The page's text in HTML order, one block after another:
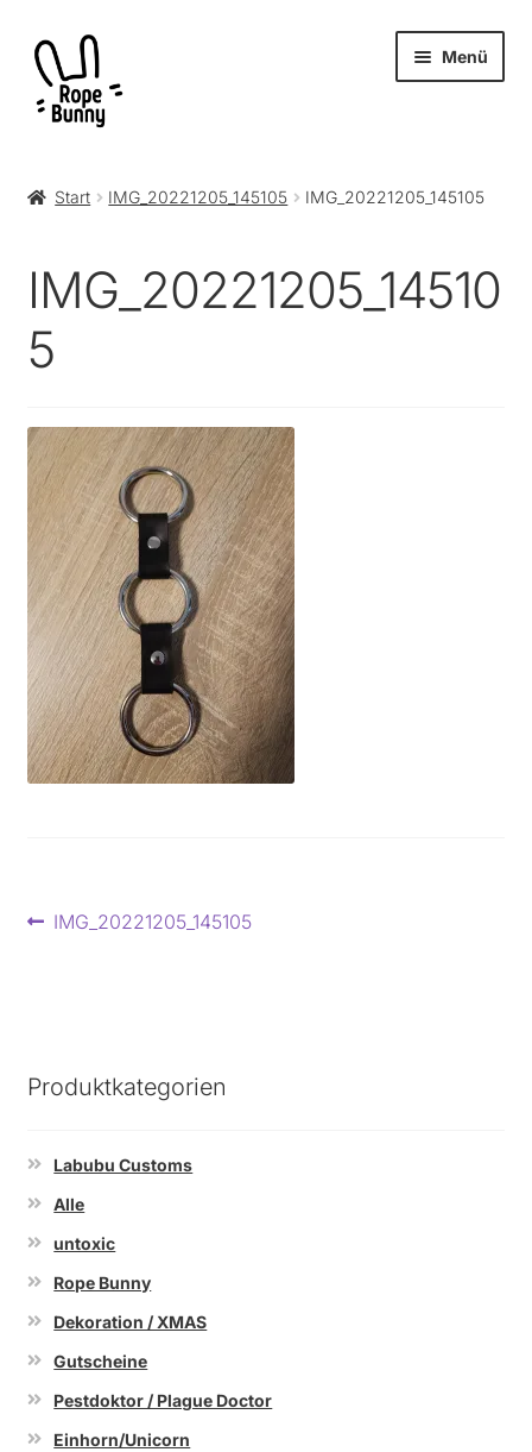
Zur
Navigation
springen
Zum
Inhalt
springen
Menü
öffnen
Museum
Journal
Start IMG_20221205_145105 IMG_20221205_145105
IMG_20221205_14510
5
Beitragsnavigation
Vorheriger
IMG_20221205_145105
Produktkategorien
Labubu Customs
Alle
untoxic
Rope Bunny
Dekoration / XMAS
Gutscheine
Pestdoktor / Plague Doctor
Einhorn/Unicorn